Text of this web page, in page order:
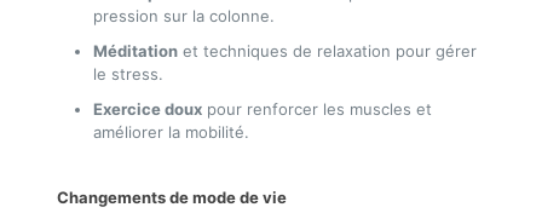
pression sur la colonne.
Méditationet techniques de relaxation pour gérer
le stress.
Exercice douxpour renforcer les muscles et
améliorer la mobilité.
Changements de mode de vie